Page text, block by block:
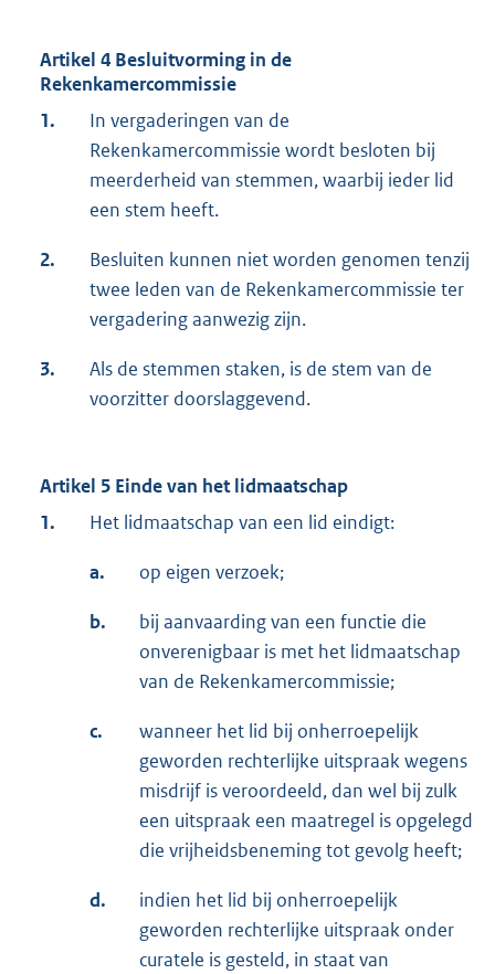
Artikel 4 Besluitvorming in de
Rekenkamercommissie
1.
In vergaderingen van de
Rekenkamercommissie wordt besloten bij
meerderheid van stemmen, waarbij ieder lid
een stem heeft.
2.
Besluiten kunnen niet worden genomen tenzij
twee leden van de Rekenkamercommissie ter
vergadering aanwezig zijn.
3.
Als de stemmen staken, is de stem van de
voorzitter doorslaggevend.
Artikel 5 Einde van het lidmaatschap
1.
Het lidmaatschap van een lid eindigt:
a. op eigen verzoek;
b.
bij aanvaarding van een functie die
onverenigbaar is met het lidmaatschap
van de Rekenkamercommissie;
c.
wanneer het lid bij onherroepelijk
geworden rechterlijke uitspraak wegens
misdrijf is veroordeeld, dan wel bij zulk
een uitspraak een maatregel is opgelegd
die vrijheidsbeneming tot gevolg heeft;
d.
indien het lid bij onherroepelijk
geworden rechterlijke uitspraak onder
curatele is gesteld, in staat van